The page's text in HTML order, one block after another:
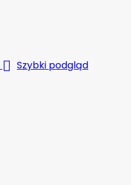
 Szybki podgląd